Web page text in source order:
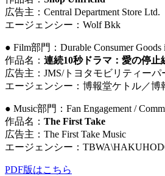
広告主：Central Department Store Ltd.
エージェンシー：Wolf Bkk
● Film部門：Durable Consumer
作品名： 連続10秒ドラマ：愛の停止
広告主：JMS/トヨタモビリティーパ
エージェンシー：博報堂ケトル／博
● Music部門：Fan Engagement /
作品名： The First Take
広告主：The First Take Music
エージェンシー：TBWA\
PDF版はこちら